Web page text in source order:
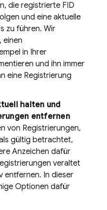
die registrierte FID
und eine aktuelle
zu führen. Wir
einen
in Ihrer
und ihn immer
eine Registrierung
halten und
entfernen
von Registrierungen,
gültig betrachtet,
Anzeichen dafür
veraltet
entfernen. In dieser
Optionen dafür